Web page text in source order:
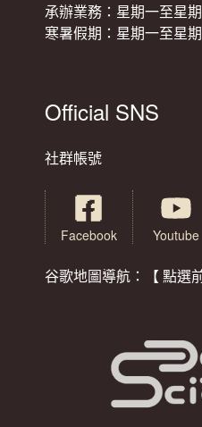
承辦業務：星期一至星
寒暑假期：星期一至星
Official SNS
社群帳號
Facebook Youtube
谷歌地圖導航：【 點選前